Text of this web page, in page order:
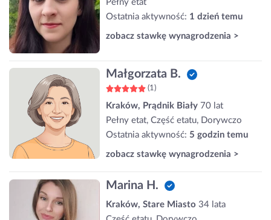
Pełny etat
Ostatnia aktywność: 1 dzień temu
zobacz stawkę wynagrodzenia >
Małgorzata B.
(1)
Kraków, Prądnik Biały 70 lat
Pełny etat, Część etatu, Dorywczo
Ostatnia aktywność: 5 godzin temu
zobacz stawkę wynagrodzenia >
Marina H.
Kraków, Stare Miasto 34 lata